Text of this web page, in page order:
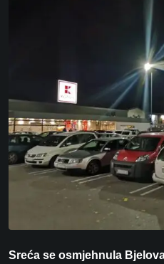
Sreća se osmjehnula